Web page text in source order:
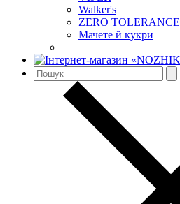
Walker's
ZERO TOLERANCE
Мачете й кукри